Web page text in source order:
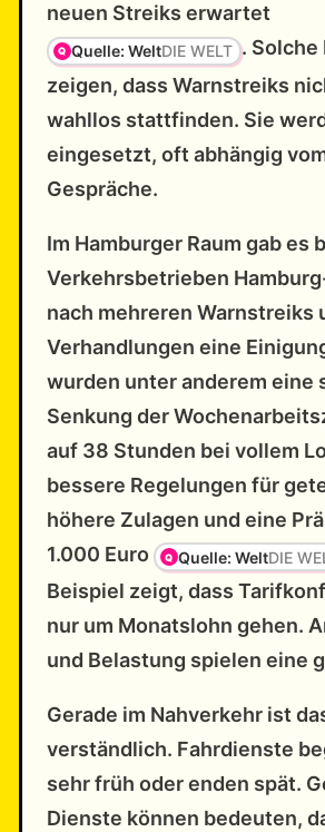
neuen Streiks erwartet
Quelle: WeltDIE WELT . Solche
zeigen, dass Warnstreiks
wahllos stattfinden. Sie
eingesetzt, oft abhängig
Gespräche.
Im Hamburger Raum gab es
Verkehrsbetrieben
nach mehreren Warnstreiks
Verhandlungen eine
wurden unter anderem eine
Senkung der
auf 38 Stunden bei vollem
bessere Regelungen für
höhere Zulagen und eine
1.000 Euro
Quelle: WeltDIE
Beispiel zeigt, dass
nur um Monatslohn gehen.
und Belastung spielen eine
Gerade im Nahverkehr ist
verständlich. Fahrdienste
sehr früh oder enden spät.
Dienste können bedeuten,